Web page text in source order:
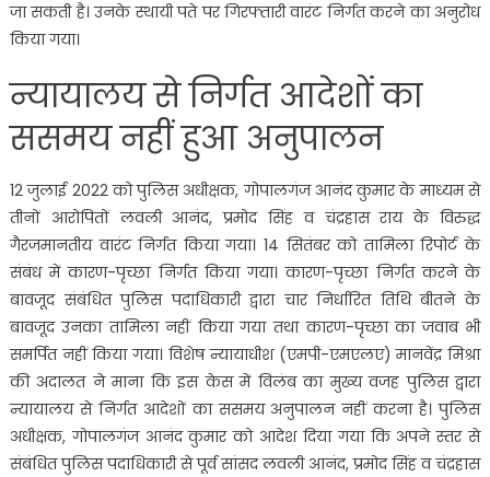
जा सकती है। उनके स्थायी पते पर गिरफ्तारी वारंट निर्गत करने का अनुरोध
किया गया।
न्यायालय से निर्गत आदेशों का
ससमय नहीं हुआ अनुपालन
12 जुलाई 2022 को पुलिस अधीक्षक, गोपालगंज आनंद कुमार के माध्यम से
तीनों आरोपितों लवली आनंद, प्रमोद सिंह व चंद्रहास राय के विरुद्ध
गैरजमानतीय वारंट निर्गत किया गया। 14 सितंबर को तामिला रिपोर्ट के
संबंध में कारण-पृच्छा निर्गत किया गया। कारण-पृच्छा निर्गत करने के
बावजूद संबंधित पुलिस पदाधिकारी द्वारा चार निर्धारित तिथि बीतने के
बावजूद उनका तामिला नहीं किया गया तथा कारण-पृच्छा का जवाब भी
समर्पित नहीं किया गया। विशेष न्यायाधीश (एमपी-एमएलए) मानवेंद्र मिश्रा
की अदालत ने माना कि इस केस में विलंब का मुख्य वजह पुलिस द्वारा
न्यायालय से निर्गत आदेशों का ससमय अनुपालन नहीं करना है। पुलिस
अधीक्षक, गोपालगंज आनंद कुमार को आदेश दिया गया कि अपने स्तर से
संबंधित पुलिस पदाधिकारी से पूर्व सांसद लवली आनंद, प्रमोद सिंह व चंद्रहास